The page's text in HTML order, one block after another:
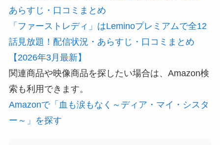
あらすじ・口コミまとめ
「ファーストレディ」はLeminoプレミアムで全12
話見放題！配信状況・あらすじ・口コミまとめ
【2026年3月最新】
関連商品や映像商品を探したい場合は、Amazon検
索も利用できます。
Amazonで「血も涙もなく～ディア・マイ・シスタ
ー～」を探す